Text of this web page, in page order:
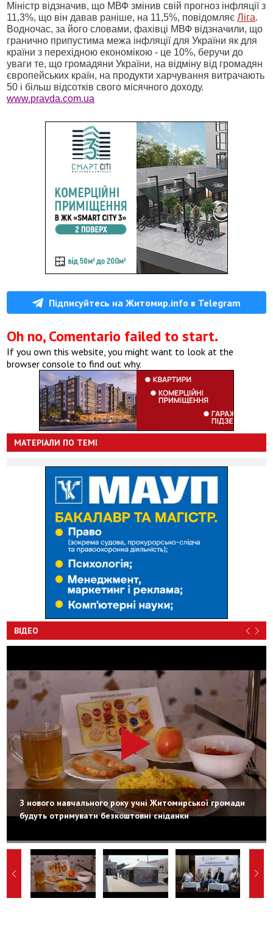
Міністр відзначив, що МВФ змінив свій прогноз інфляції з
11,3%, що він давав раніше, на 11,5%, повідомляєЛіга.
Водночас, за його словами, фахівці МВФ відзначили, що
гранично припустима межа інфляції для України як для
країни з перехідною економікою - це 10%, беручи до
уваги те, що громадяни України, на відміну від громадян
європейських країн, на продукти харчування витрачають
50 і більш відсотків свого місячного доходу.
www.pravda.com.ua
Підписуйтесь на Житомир.info в Telegram
Oh no, Comentario failed to start.
If you own this website, you might want to look at the
browser console to find out why.
МАТЕРІАЛИ ПО ТЕМІ
ВІДЕО
З нового навчального року учні Житомирської громади
будуть отримувати безкоштовні сніданки